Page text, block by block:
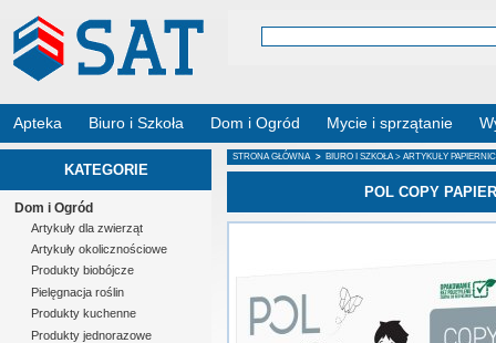
Apteka Biuro i Szkoła Dom i Ogród Mycie i sprzątanie
KATEGORIE
Dom i Ogród
Artykuły dla zwierząt
Artykuły okolicznościowe
Produkty biobójcze
Pielęgnacja roślin
Produkty kuchenne
Produkty jednorazowe
STRONA GŁÓWNA > BIURO I SZKOŁA >ARTYKUŁY
POL COPY